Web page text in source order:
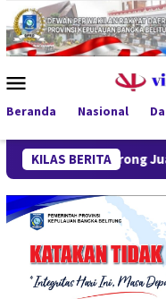
Loncat
ke
konten
Mobile
Beranda Nasional
KILAS BERITA
Borong Juara 1 dan 3